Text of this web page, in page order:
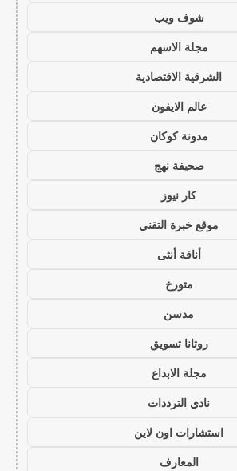
شوف ويب
مجلة الاسهم
الشرقية الاقتصادية
عالم الايفون
مدونة كوكان
صحيفة نهج
كار نيوز
موقع خبرة التقني
أناقة أنثى
متورخ
مدسن
روتانا تسويق
مجلة الابداع
نادي الترددات
استشارات اون لاين
المعارف